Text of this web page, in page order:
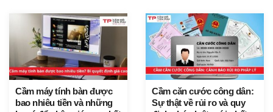
Cầm máy tính bàn được
bao nhiêu tiền và những
Cầm căn cước công dân:
Sự thật về rủi ro và quy